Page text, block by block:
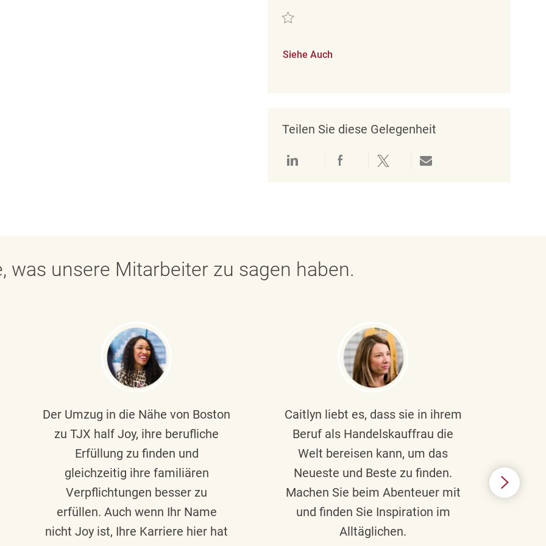
Retten Minijobber im Verkauf (m/w/d) REQ104500
Siehe Auch
Teilen Sie diese Gelegenheit
Über LinkedIn teilenÜber Facebook teilen
Über Twitter teilenPer E-Mail teilen
was unsere Mitarbeiter zu sagen haben.
Der Umzug in die Nähe von Boston
zu TJX half Joy, ihre berufliche
Erfüllung zu finden und
gleichzeitig ihre familiären
Verpflichtungen besser zu
erfüllen. Auch wenn Ihr Name
nicht Joy ist, Ihre Karriere hier hat
Caitlyn liebt es, dass sie in ihrem
Beruf als Handelskauffrau die
Welt bereisen kann, um das
Neueste und Beste zu finden.
Machen Sie beim Abenteuer mit
und finden Sie Inspiration im
Alltäglichen.